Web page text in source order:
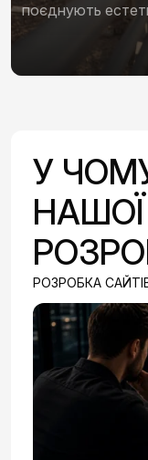
поєднують
У
РОЗРОБКА